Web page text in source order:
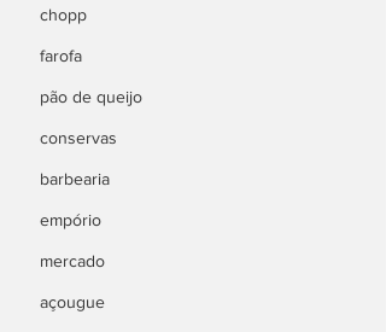
chopp
farofa
pão de queijo
conservas
barbearia
empório
mercado
açougue